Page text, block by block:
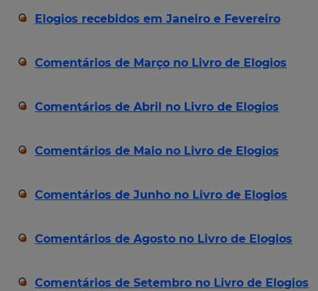
Elogios recebidos em Janeiro e Fevereiro
Comentários de Março no Livro de Elogios
Comentários de Abril no Livro de Elogios
Comentários de Maio no Livro de Elogios
Comentários de Junho no Livro de Elogios
Comentários de Agosto no Livro de Elogios
Comentários de Setembro no Livro de Elogios